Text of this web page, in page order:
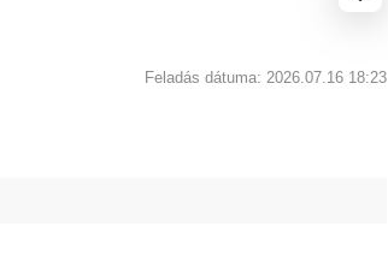
Feladás dátuma: 2026.07.16 18:23